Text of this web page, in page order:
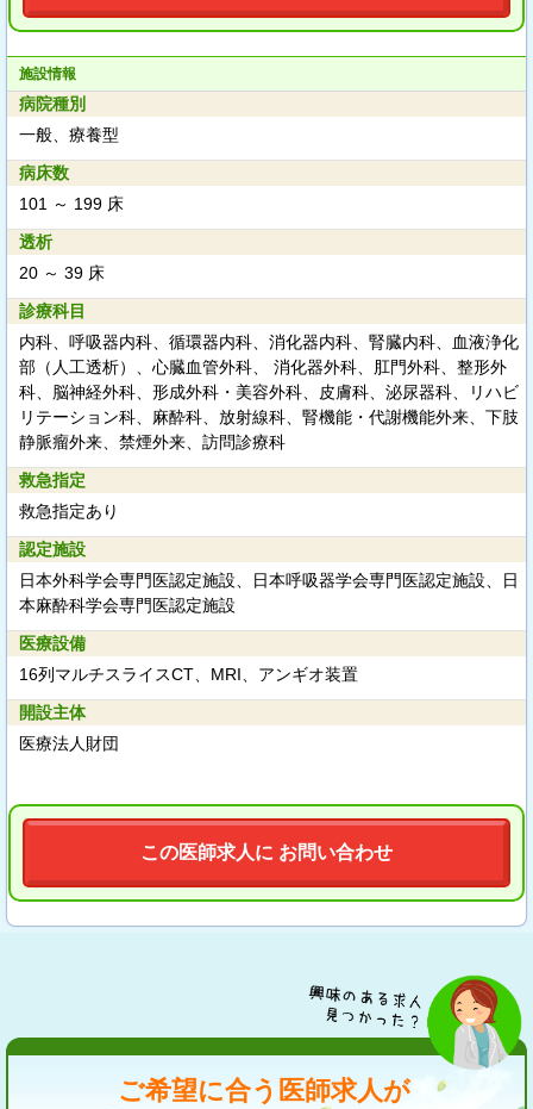
施設情報
病院種別
一般、療養型
病床数
101 ～ 199 床
透析
20 ～ 39 床
診療科目
内科、呼吸器内科、循環器内科、消化器内科、腎臓内科、血液浄化
部（人工透析）、心臓血管外科、 消化器外科、肛門外科、整形外
科、脳神経外科、形成外科・美容外科、皮膚科、泌尿器科、リハビ
リテーション科、麻酔科、放射線科、腎機能・代謝機能外来、下肢
静脈瘤外来、禁煙外来、訪問診療科
救急指定
救急指定あり
認定施設
日本外科学会専門医認定施設、日本呼吸器学会専門医認定施設、日
本麻酔科学会専門医認定施設
医療設備
16列マルチスライスCT、MRI、アンギオ装置
開設主体
医療法人財団
この医師求人に お問い合わせ
ご希望に合う医師求人が